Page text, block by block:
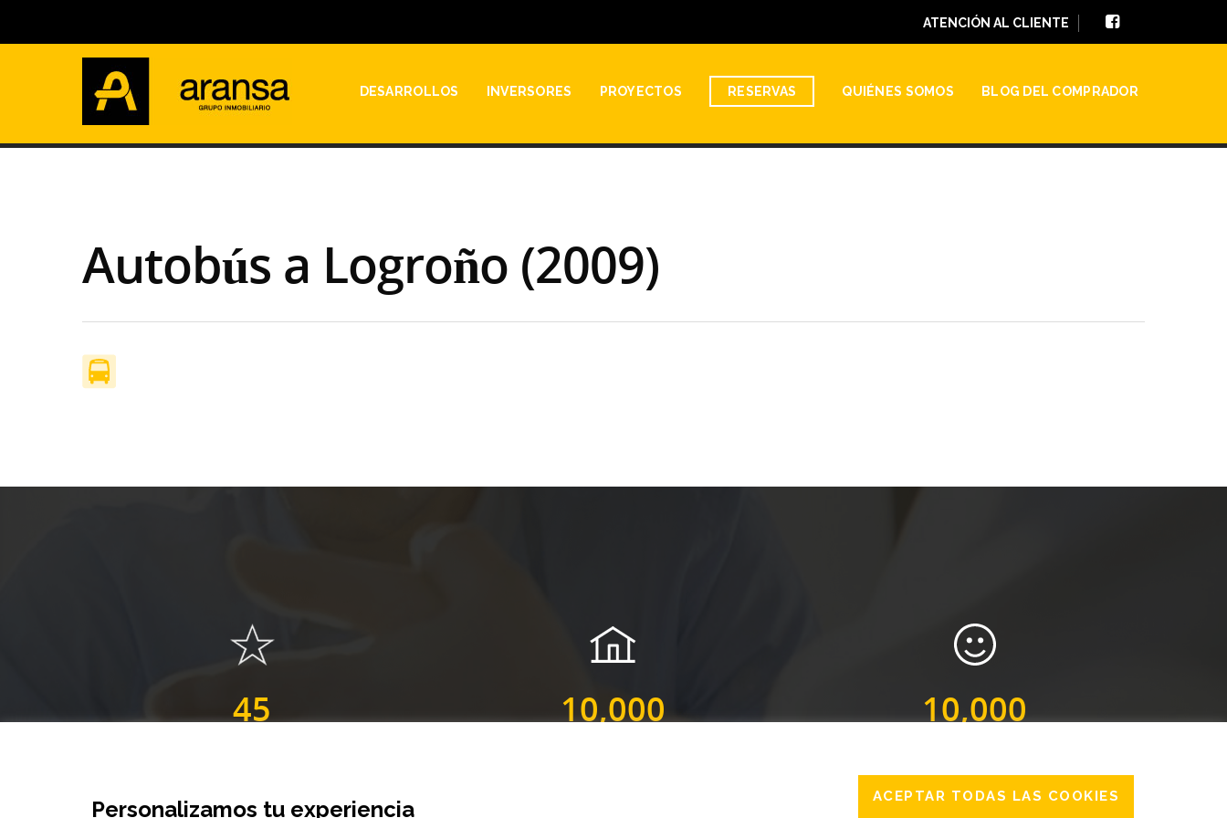
ATENCIÓN AL CLIENTE
DESARROLLOS INVERSORES PROYECTOS RESERVAS QUIÉNES SOMOS BLOG DEL COMPRADOR
Autobús a Logroño (2009)
45 10,000 10,000
Personalizamos tu experiencia ACEPTAR TODAS LAS COOKIES